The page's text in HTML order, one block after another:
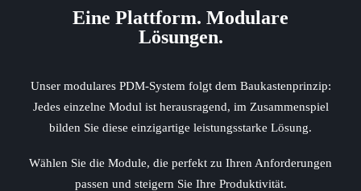
Eine Plattform. Modulare
Lösungen.
Unser modulares PDM-System folgt dem Baukastenprinzip:
Jedes einzelne Modul ist herausragend, im Zusammenspiel
bilden Sie diese einzigartige leistungsstarke Lösung.
Wählen Sie die Module, die perfekt zu Ihren Anforderungen
passen und steigern Sie Ihre Produktivität.